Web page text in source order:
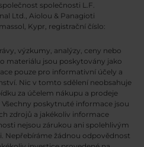
společnosti L.F.
Ltd., Aiolou & Panagioti
Kypr, registrační číslo:
výzkumy, analýzy, ceny nebo
materiálu jsou poskytovány jako
pouze pro informativní účely a
Nic v tomto sdělení neobsahuje
za účelem nákupu a prodeje
poskytnuté informace jsou
zdrojů a jakékoliv informace
nejsou zárukou ani spolehlivým
Nepřebíráme žádnou odpovědnost